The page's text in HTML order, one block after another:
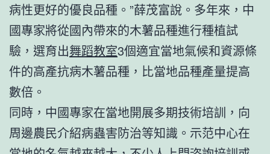
病性更好的優良品種。”薛茂富說。多年來，中
國專家將從國內帶來的木薯品種進行種植試
驗，選育出舞蹈教室3個適宜當地氣候和資源條
件的高產抗病木薯品種，比當地品種產量提高
數倍。
同時，中國專家在當地開展多期技術培訓，向
周邊農民介紹病蟲害防治等知識。示范中心在